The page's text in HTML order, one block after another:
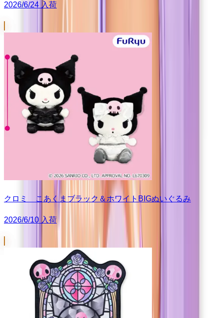
2026/6/24 入荷
クロミ こあくまブラック＆ホワイトBIGぬいぐるみ
2026/6/10 入荷